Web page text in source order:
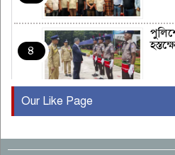
৪
৫
বছর
Our Like Page